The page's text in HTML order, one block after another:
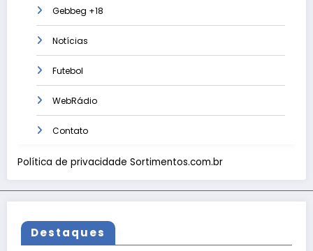
Gebbeg +18
Notícias
Futebol
WebRádio
Contato
Política de privacidade Sortimentos.com.br
Destaques